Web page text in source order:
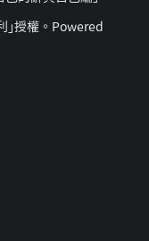
｣授權。Powered